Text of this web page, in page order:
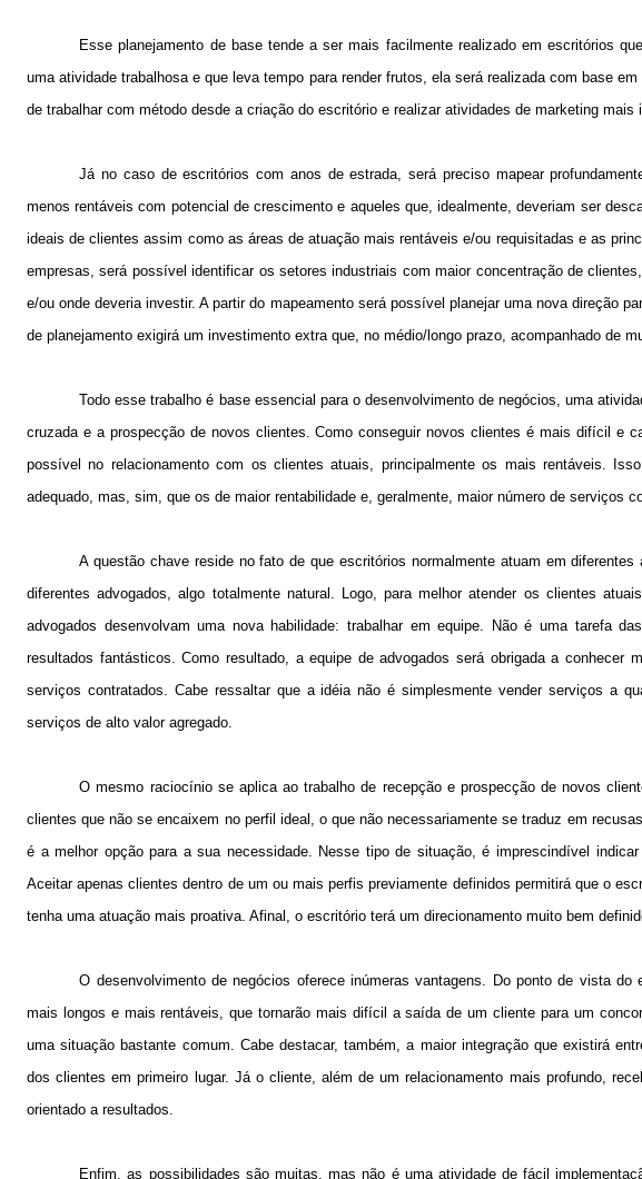
Esse planejamento de base tende a ser mais facilmente realizado em escritórios
uma atividade trabalhosa e que leva tempo para render frutos, ela será realizada com base
de trabalhar com método desde a criação do escritório e realizar atividades de marketing
Já no caso de escritórios com anos de estrada, será preciso mapear
menos rentáveis com potencial de crescimento e aqueles que, idealmente, deveriam ser
ideais de clientes assim como as áreas de atuação mais rentáveis e/ou requisitadas e as
empresas, será possível identificar os setores industriais com maior concentração de
e/ou onde deveria investir. A partir do mapeamento será possível planejar uma nova direção
de planejamento exigirá um investimento extra que, no médio/longo prazo, acompanhado de
Todo esse trabalho é base essencial para o desenvolvimento de negócios, uma
cruzada e a prospecção de novos clientes. Como conseguir novos clientes é mais difícil e
possível no relacionamento com os clientes atuais, principalmente os mais rentáveis.
adequado, mas, sim, que os de maior rentabilidade e, geralmente, maior número de serviços
A questão chave reside no fato de que escritórios normalmente atuam em
diferentes advogados, algo totalmente natural. Logo, para melhor atender os clientes
advogados desenvolvam uma nova habilidade: trabalhar em equipe. Não é uma tarefa
resultados fantásticos. Como resultado, a equipe de advogados será obrigada a
serviços contratados. Cabe ressaltar que a idéia não é simplesmente vender serviços a
serviços de alto valor agregado.
O mesmo raciocínio se aplica ao trabalho de recepção e prospecção de novos
clientes que não se encaixem no perfil ideal, o que não necessariamente se traduz em
é a melhor opção para a sua necessidade. Nesse tipo de situação, é imprescindível
Aceitar apenas clientes dentro de um ou mais perfis previamente definidos permitirá que o
tenha uma atuação mais proativa. Afinal, o escritório terá um direcionamento muito bem
O desenvolvimento de negócios oferece inúmeras vantagens. Do ponto de vista
mais longos e mais rentáveis, que tornarão mais difícil a saída de um cliente para um
uma situação bastante comum. Cabe destacar, também, a maior integração que existirá
dos clientes em primeiro lugar. Já o cliente, além de um relacionamento mais profundo,
orientado a resultados.
Enfim, as possibilidades são muitas, mas não é uma atividade de fácil